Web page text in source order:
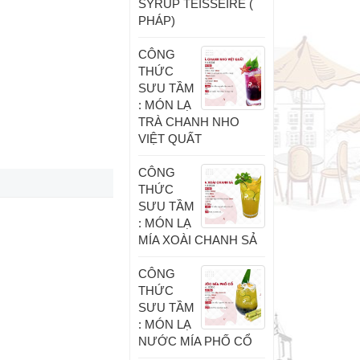
SYRUP TEISSEIRE (
PHÁP)
CÔNG
THỨC
SƯU TẦM
: MÓN LẠ
TRÀ CHANH NHO
VIỆT QUẤT
CÔNG
THỨC
SƯU TẦM
: MÓN LẠ
MÍA XOÀI CHANH SẢ
CÔNG
THỨC
SƯU TẦM
: MÓN LẠ
NƯỚC MÍA PHỐ CỔ